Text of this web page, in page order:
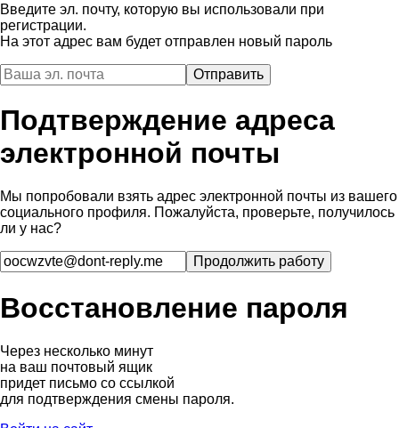
Введите эл. почту, которую вы использовали при
регистрации.
На этот адрес вам будет отправлен новый пароль
Подтверждение адреса
электронной почты
Мы попробовали взять адрес электронной почты из вашего
социального профиля. Пожалуйста, проверьте, получилось
ли у нас?
Восстановление пароля
Через несколько минут
на ваш почтовый ящик
придет письмо со ссылкой
для подтверждения смены пароля.